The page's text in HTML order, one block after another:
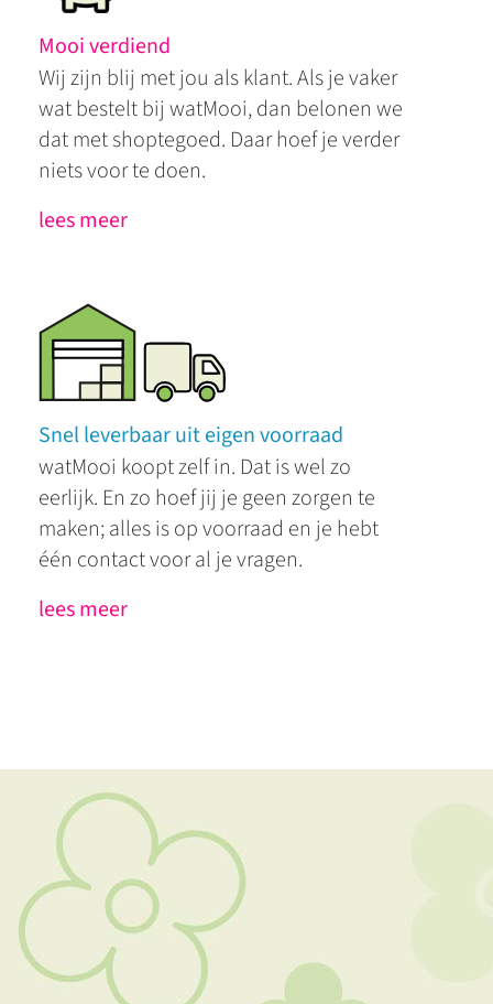
Mooi verdiend
Wij zijn blij met jou als klant. Als je vaker
wat bestelt bij watMooi, dan belonen we
dat met shoptegoed. Daar hoef je verder
niets voor te doen.
lees meer
Snel leverbaar uit eigen voorraad
watMooi koopt zelf in. Dat is wel zo
eerlijk. En zo hoef jij je geen zorgen te
maken; alles is op voorraad en je hebt
één contact voor al je vragen.
lees meer